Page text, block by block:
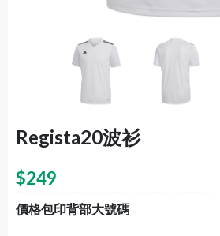
Regista20波衫
$249
價格包印背部大號碼